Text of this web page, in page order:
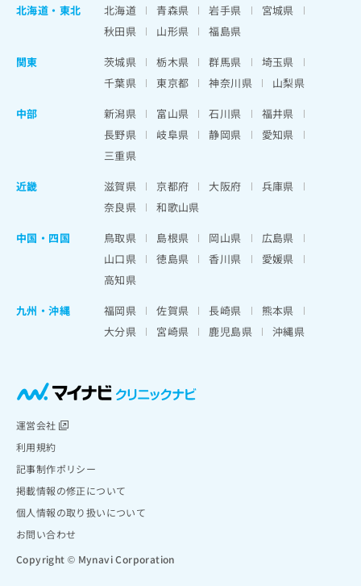
北海道 ・ 東北 北海道 青森県 岩手県
宮城県
秋田県
山形県
福島県
関東
茨城県 栃木県 群馬県
埼玉県
千葉県
東京都 神奈川県
山梨県
中部
新潟県 富山県 石川県
福井県
長野県
岐阜県 静岡県
愛知県
三重県
近畿
滋賀県 京都府 大阪府
兵庫県
奈良県
和歌山県
中国・四国
鳥取県 島根県 岡山県
広島県
山口県
徳島県 香川県
愛媛県
高知県
九州・沖縄
福岡県 佐賀県 長崎県
熊本県
大分県
宮崎県 鹿児島県 沖縄県
運営会社
利用規約
記事制作ポリシー
掲載情報の修正について
個人情報の取り扱いについて
お問い合わせ
Copyright © Mynavi Corporation